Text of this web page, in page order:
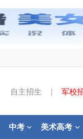
自主招生 军校
中考 美术高考